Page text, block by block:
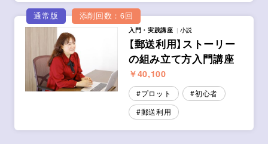
通常版 添削回数：6回
入門・実践講座 小説
【郵送利用】ストーリー
の組み立て方入門講座
￥40,100
プロット
初心者
郵送利用